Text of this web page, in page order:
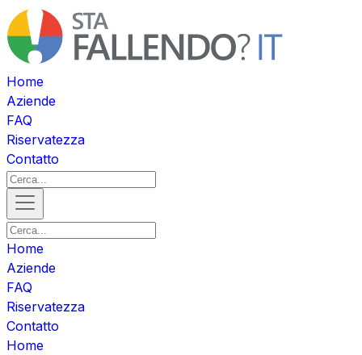
Home
Aziende
FAQ
Riservatezza
Contatto
Home
Aziende
FAQ
Riservatezza
Contatto
Home